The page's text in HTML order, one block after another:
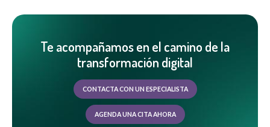
Te acompañamos en el camino de la
transformación digital
CONTACTA CON UN ESPECIALISTA
AGENDA UNA CITA AHORA